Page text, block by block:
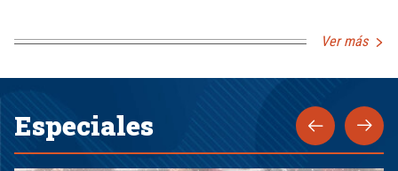
Ver más
Especiales